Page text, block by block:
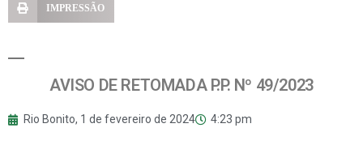
IMPRESSÃO
AVISO DE RETOMADA P.P. Nº 49/2023
Rio Bonito, 1 de fevereiro de 2024 4:23 pm